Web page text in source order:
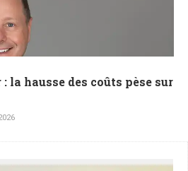
la hausse des coûts pèse sur